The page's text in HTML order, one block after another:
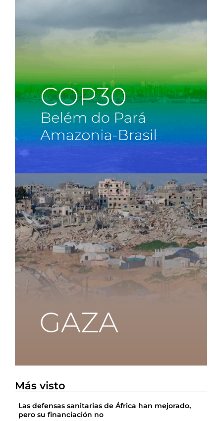
Más visto
Las defensas sanitarias de África han mejorado,
pero su financiación no